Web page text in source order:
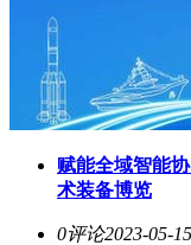
赋能全域智能
术装备博览
0评论2023-05-15